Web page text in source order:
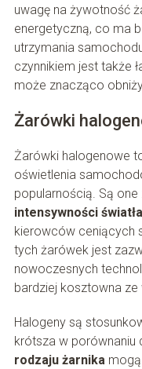
uwagę na żywotność
energetyczną, co ma
utrzymania
czynnikiem jest także
może znacząco
Żarówki
Żarówki halogenowe
oświetlenia
popularnością. Są
intensywności światła
kierowców ceniących
tych żarówek jest
nowoczesnych
bardziej kosztowna ze
Halogeny są
krótsza w porównaniu
rodzaju żarnikamogą